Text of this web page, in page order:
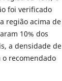
foi verificado
região acima de
10% dos
a densidade de
o recomendado